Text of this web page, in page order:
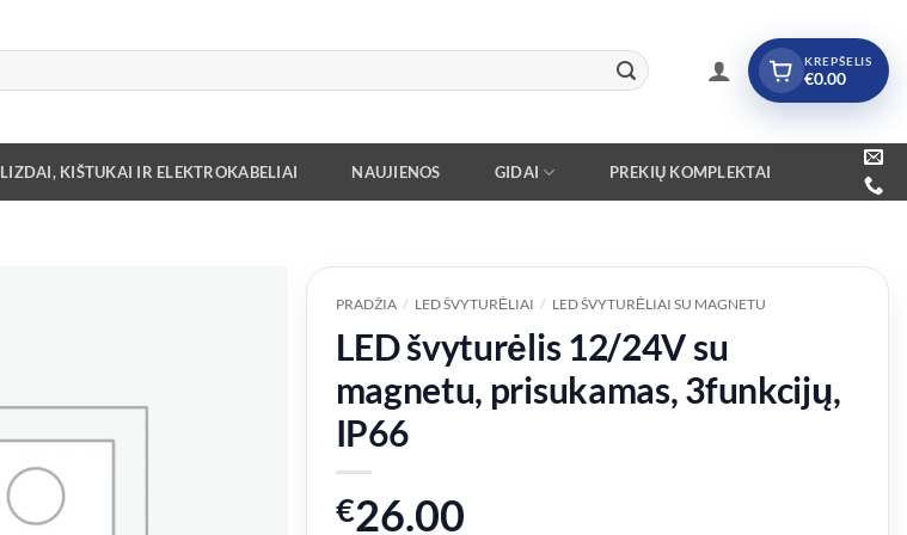
KREPŠELIS
€0.00
LIZDAI, KIŠTUKAI IR ELEKTROKABELIAI NAUJIENOS GIDAI PREKIŲ KOMPLEKTAI
PRADŽIA / LED ŠVYTURĖLIAI / LED ŠVYTURĖLIAI SU MAGNETU
LED švyturėlis 12/24V su
magnetu, prisukamas, 3funkcijų,
IP66
€26.00